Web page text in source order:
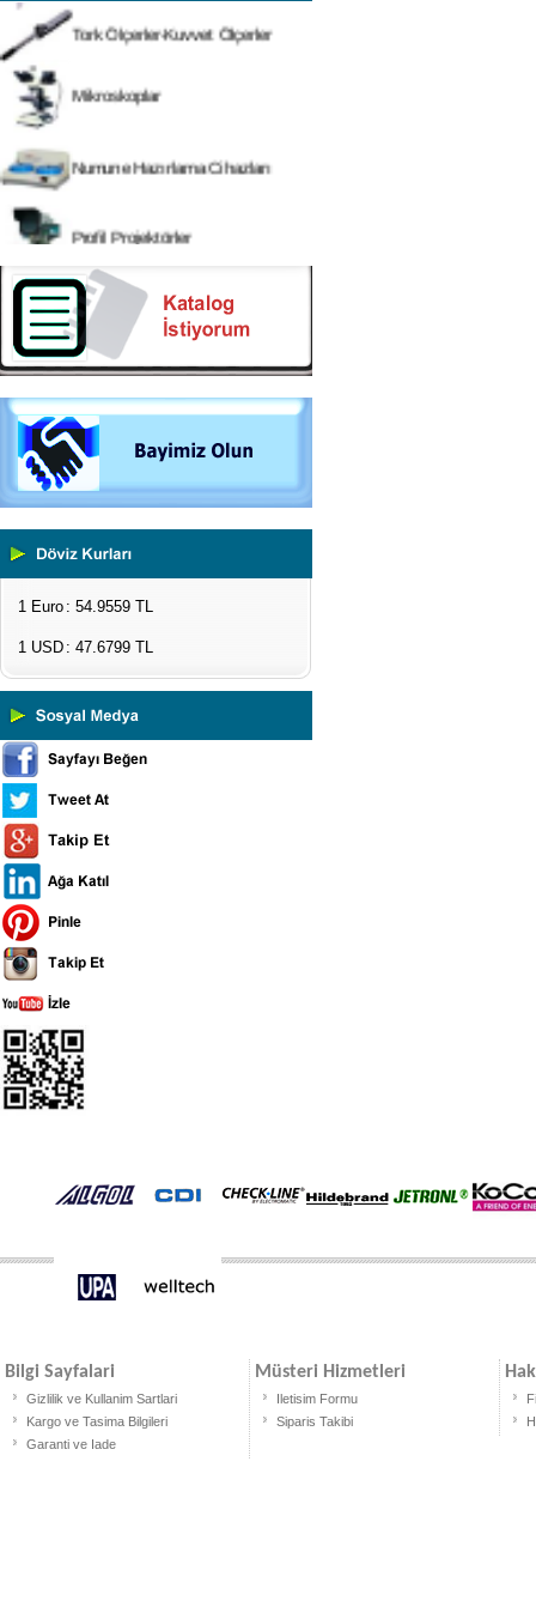
Tork Ölçerler-Kuvvet Ölçerler
Video Ölçüm Sistemleri
Çekme Kopma Test Cihazları
Beton Test Cihazları
Impact Test Cihazları
Plastik Test Cihazları
Boya Kontrol Test Cihazları
Çevresel Ölçüm Cihazları
1 Euro : 54.9559 TL
1 USD : 47.6799 TL
Bilgi Sayfalari
Gizlilik ve Kullanim Sartlari
Kargo ve Tasima Bilgileri
Garanti ve Iade
Müsteri Hizmetleri
Iletisim Formu
Siparis Takibi